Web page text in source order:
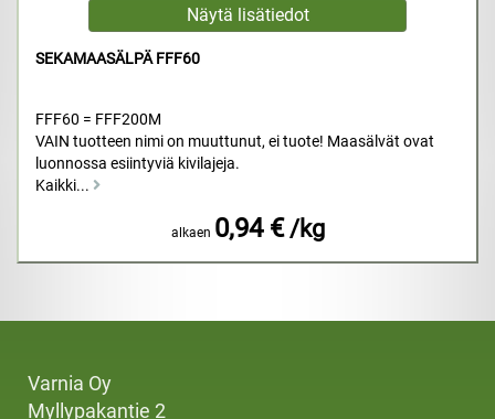
SEKAMAASÄLPÄ FFF60
FFF60 = FFF200M
VAIN tuotteen nimi on muuttunut, ei tuote! Maasälvät ovat
luonnossa esiintyviä kivilajeja.
Kaikki...
alkaen 0,94 € /kg
Varnia Oy
Myllypakantie 2